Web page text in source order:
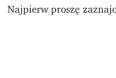
Najpierw proszę